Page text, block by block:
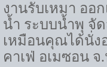
งานรับเหมา ออ
น้ำ ระบบน้ำพุ จั
เหมือนคุณได้นั่ง
คาเฟ่ อเมซอน จ